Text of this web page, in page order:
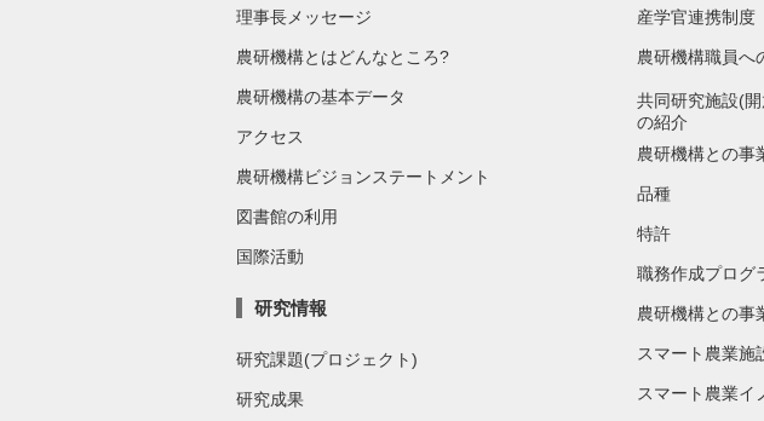
理事長メッセージ
農研機構とはどんなところ?
農研機構の基本データ
アクセス
農研機構ビジョンステートメント
図書館の利用
国際活動
研究情報
研究課題(プロジェクト)
研究成果
産学官連携制度
農研機構職員へ
共同研究施設(
の紹介
農研機構との事
品種
特許
職務作成プログ
農研機構との事
スマート農業施
スマート農業イ